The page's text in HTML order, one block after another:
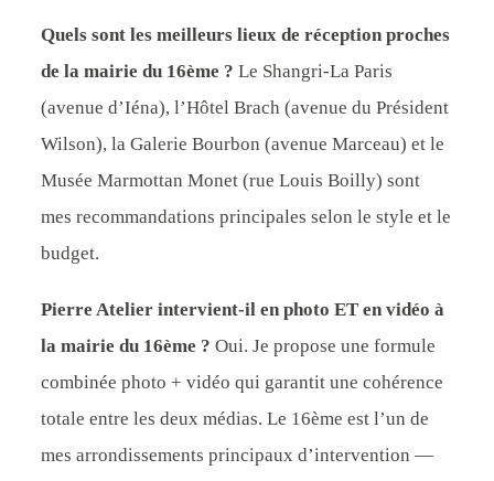
Quels sont les meilleurs lieux de réception proches
de la mairie du 16ème ? Le Shangri-La Paris
(avenue d’Iéna), l’Hôtel Brach (avenue du Président
Wilson), la Galerie Bourbon (avenue Marceau) et le
Musée Marmottan Monet (rue Louis Boilly) sont
mes recommandations principales selon le style et le
budget.
Pierre Atelier intervient-il en photo ET en vidéo à
la mairie du 16ème ? Oui. Je propose une formule
combinée photo + vidéo qui garantit une cohérence
totale entre les deux médias. Le 16ème est l’un de
mes arrondissements principaux d’intervention —